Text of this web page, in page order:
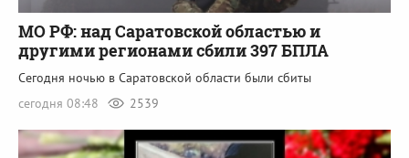
МО РФ: над Саратовской областью и
другими регионами сбили 397 БПЛА
Сегодня ночью в Саратовской области были сбиты
сегодня 08:48
2539